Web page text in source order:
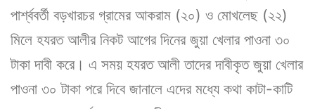
পার্শ্ববর্তী বড়খারচর গ্রামের আকরাম (২০) ও মোখলেছ (২২)
মিলে হযরত আলীর নিকট আগের দিনের জুয়া খেলার পাওনা ৩০
টাকা দাবী করে। এ সময় হযরত আলী তাদের দাবীকৃত জুয়া খেলার
পাওনা ৩০ টাকা পরে দিবে জানালে এদের মধ্যে কথা কাটা-কাটি